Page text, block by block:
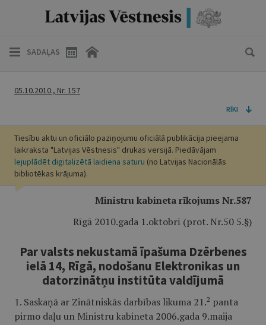
SADAĻAS
05.10.2010., Nr. 157
RĪKI
Tiesību aktu un oficiālo paziņojumu oficiālā publikācija pieejama
laikraksta "Latvijas Vēstnesis" drukas versijā. Piedāvājam
lejuplādēt digitalizētā laidiena saturu (no Latvijas Nacionālās
bibliotēkas krājuma).
Ministru kabineta rīkojums Nr.587
Rīgā 2010.gada 1.oktobrī (prot. Nr.50 5.§)
Par valsts nekustamā īpašuma Dzērbenes
ielā 14, Rīgā, nodošanu Elektronikas un
datorzinātņu institūta valdījumā
1. Saskaņā ar Zinātniskās darbības likuma 21.2 panta
pirmo daļu un Ministru kabineta 2006.gada 9.maija